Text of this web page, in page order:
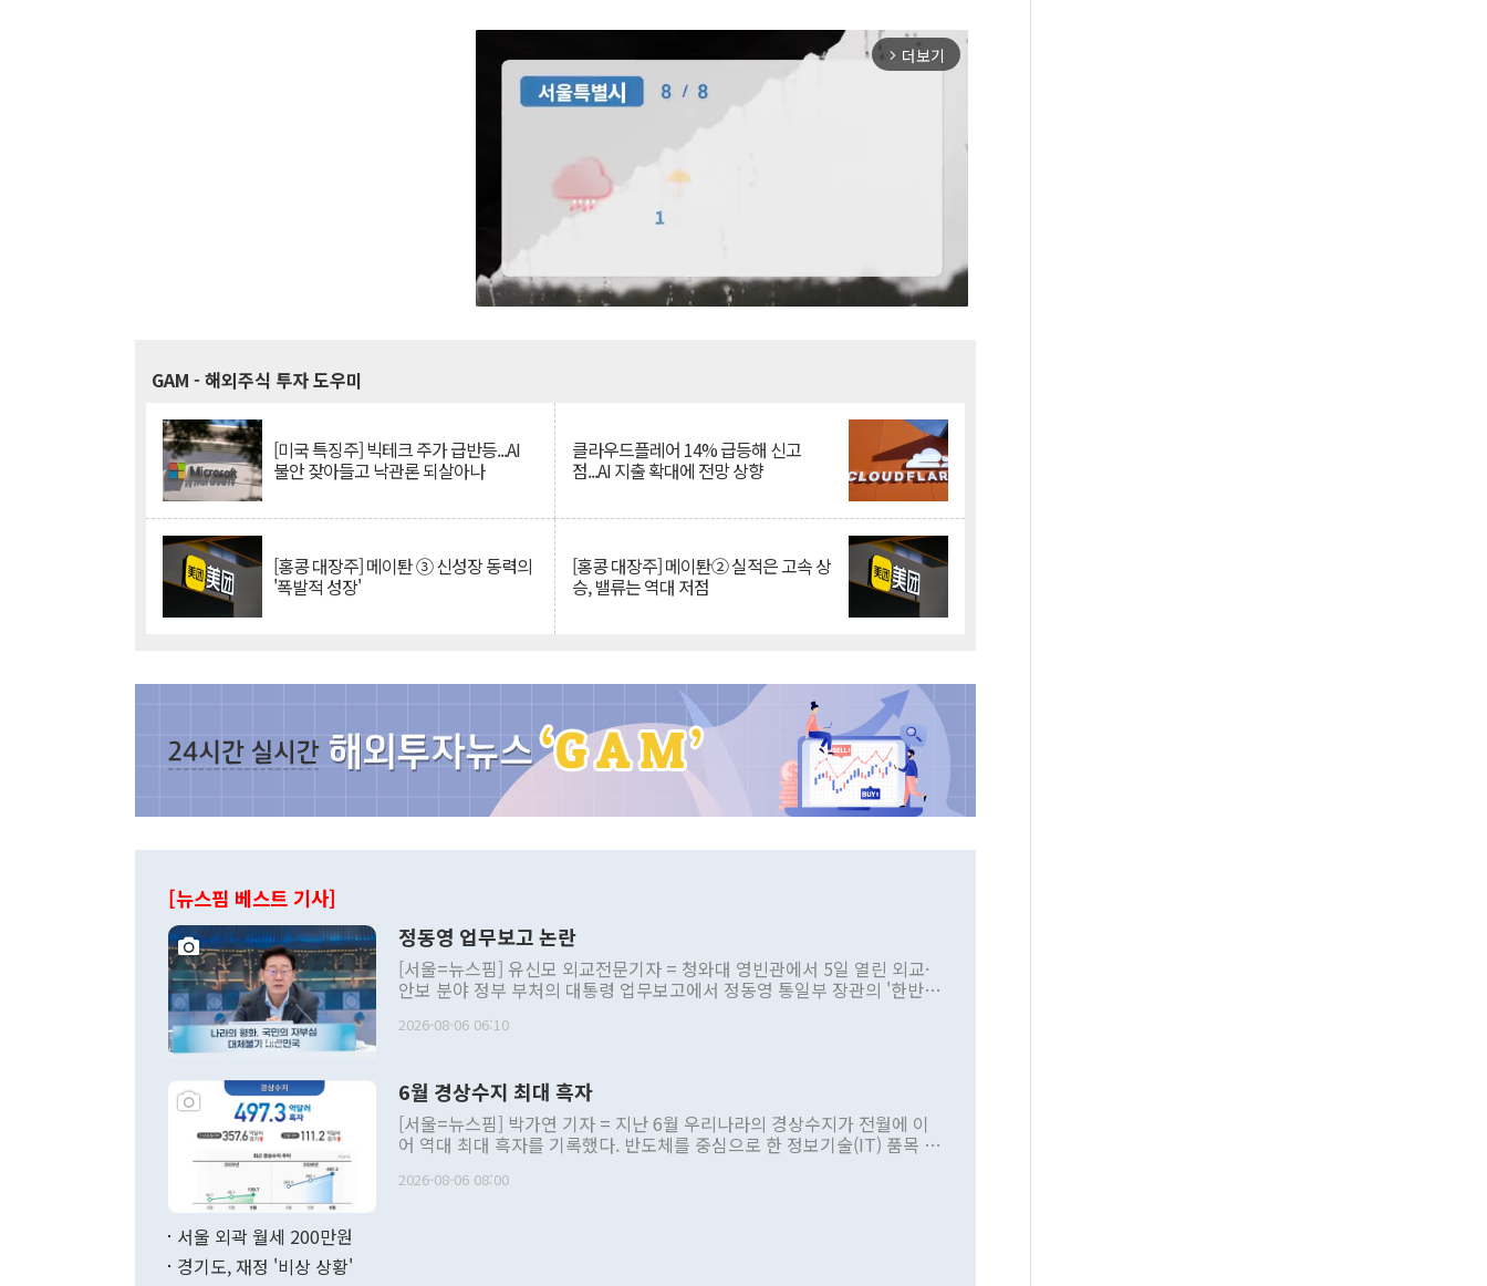
arrow_forward_ios 더보기
GAM - 해외주식 투자 도우미
[미국 특징주] 빅테크 주가 급반등...AI
불안 잦아들고 낙관론 되살아나
클라우드플레어 14% 급등해 신고
점...AI 지출 확대에 전망 상향
[홍콩 대장주] 메이퇀 ③ 신성장 동력의
'폭발적 성장'
[홍콩 대장주] 메이퇀② 실적은 고속 상
승, 밸류는 역대 저점
[뉴스핌 베스트 기사]
정동영 업무보고 논란
[서울=뉴스핌] 유신모 외교전문기자 = 청와대 영빈관에서 5일 열린 외교·
안보 분야 정부 부처의 대통령 업무보고에서 정동영 통일부 장관의 '한반도
발언 중에는 정부 내 조율을 거치지 않은 사안을 정책으로 추진하겠다고 공
주의적 희망에 근거한 비현실적 구상'이라는 비판을 내놨다. 그동안 정 장
관의 대북 정책 관련 발언이 물의를 빚은 적은 여러 번 있지만 대통령과 유
관 부처 장관이 공개적으로 부정적 입장을 표명한 것은 이례적이다. 정 장
관의 무리한 대북 접근법과 월권을 제어해야 한다는 목소리도 높아지고 있
다. [정동영 통일부 장관이 지난달 23일 오후 서울 종로구 정부서울청사에
2026-08-06 06:10
6월 경상수지 최대 흑자
[서울=뉴스핌] 박가연 기자 = 지난 6월 우리나라의 경상수지가 전월에 이
어 역대 최대 흑자를 기록했다. 반도체를 중심으로 한 정보기술(IT) 품목 수
료=한국은행] 한국은행이 6일 발표한 '2026년 6월 국제수지(잠정)'에 따르
2026-08-06 08:00
서울 외곽 월세 200만원
경기도, 재정 '비상 상황'